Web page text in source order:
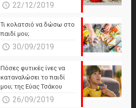
22/12/2019
Τι κολατσιό να δώσω στο
παιδί μου;
30/09/2019
Πόσες φυτικές ίνες να
καταναλώσει το παιδί
μου; της Εύας Τσάκου
26/09/2019